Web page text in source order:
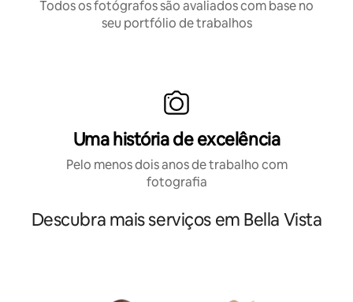
Todos os fotógrafos são avaliados com base no
seu portfólio de trabalhos
Uma história de excelência
Pelo menos dois anos de trabalho com
fotografia
Descubra mais serviços em Bella Vista